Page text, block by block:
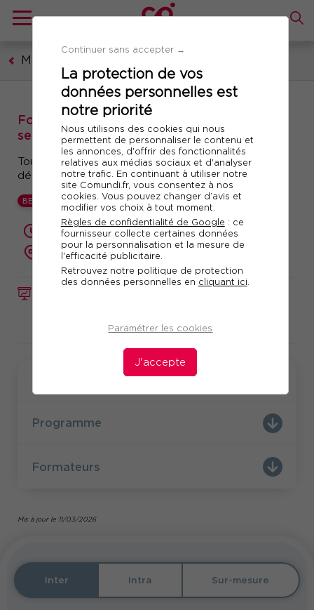
Continuer sans accepter →
La protection de vos
données personnelles est
notre priorité
Nous utilisons des cookies qui nous
permettent de personnaliser le contenu et
les annonces, d'offrir des fonctionnalités
relatives aux médias sociaux et d'analyser
notre trafic. En continuant à utiliser notre
site Comundi.fr, vous consentez à nos
cookies. Vous pouvez changer d’avis et
modifier vos choix à tout moment.
Règles de confidentialité de Google : ce
fournisseur collecte certaines données
pour la personnalisation et la mesure de
l'efficacité publicitaire.
Retrouvez notre politique de protection
des données personnelles en cliquant ici
Paramétrer les cookies
J'accepte
Management et leadership
Formation : Bâtir et suivre le budget de son
service
Toutes les clés pour construire, piloter et
défendre son budget
BEST
2 jours (14 heures)
présentiel ou à distance
Programme
Formateurs
Mis à jour le 11/03/2026
Inter Intra Sur-mesure